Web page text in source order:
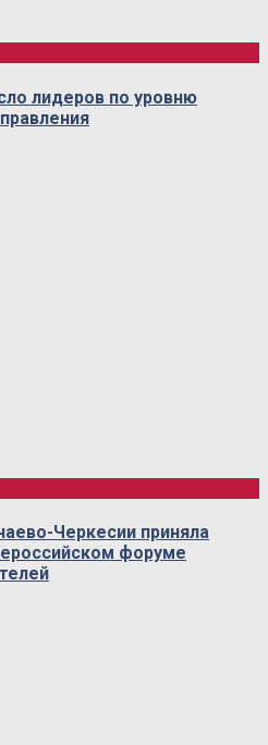
лидеров по уровню
Черкесии приняла
форуме